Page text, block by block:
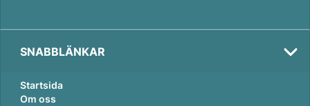
SNABBLÄNKAR
Startsida
Om oss